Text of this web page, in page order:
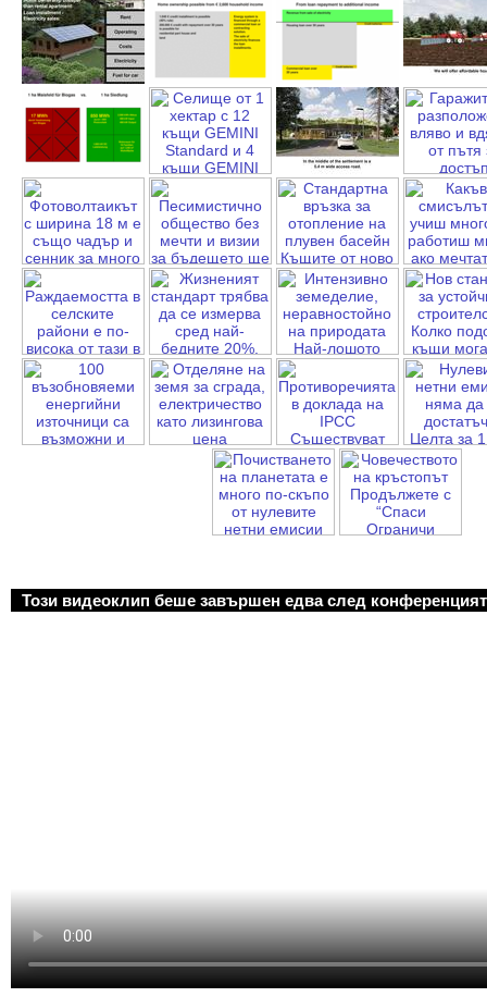
Този видеоклип беше завършен едва след